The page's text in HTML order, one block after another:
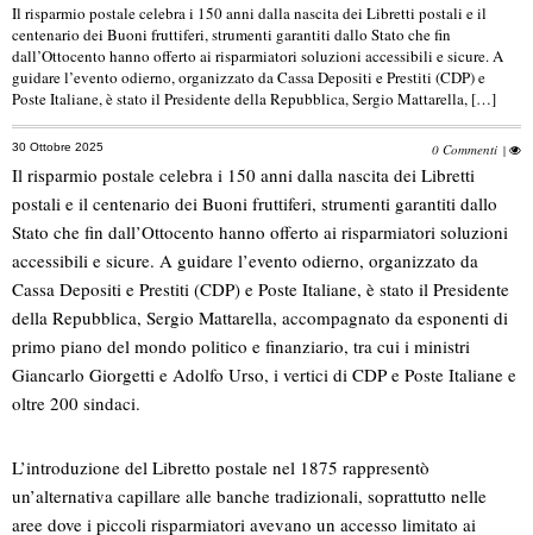
Il risparmio postale celebra i 150 anni dalla nascita dei Libretti postali e il
centenario dei Buoni fruttiferi, strumenti garantiti dallo Stato che fin
dall’Ottocento hanno offerto ai risparmiatori soluzioni accessibili e sicure. A
guidare l’evento odierno, organizzato da Cassa Depositi e Prestiti (CDP) e
Poste Italiane, è stato il Presidente della Repubblica, Sergio Mattarella, […]
30 Ottobre 2025 0 Commenti |
Il risparmio postale celebra i 150 anni dalla nascita dei Libretti
postali e il centenario dei Buoni fruttiferi, strumenti garantiti dallo
Stato che fin dall’Ottocento hanno offerto ai risparmiatori soluzioni
accessibili e sicure. A guidare l’evento odierno, organizzato da
Cassa Depositi e Prestiti (CDP) e Poste Italiane, è stato il Presidente
della Repubblica, Sergio Mattarella, accompagnato da esponenti di
primo piano del mondo politico e finanziario, tra cui i ministri
Giancarlo Giorgetti e Adolfo Urso, i vertici di CDP e Poste Italiane e
oltre 200 sindaci.
L’introduzione del Libretto postale nel 1875 rappresentò
un’alternativa capillare alle banche tradizionali, soprattutto nelle
aree dove i piccoli risparmiatori avevano un accesso limitato ai